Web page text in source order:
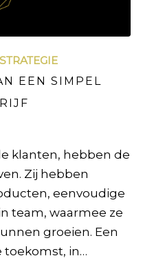
EEN SIMPEL
klanten, hebben de
Zij hebben
eenvoudige
team, waarmee ze
groeien. Een
toekomst, in…